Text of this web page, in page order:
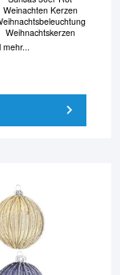
Weinachten Kerzen
Weihnachtskerzen